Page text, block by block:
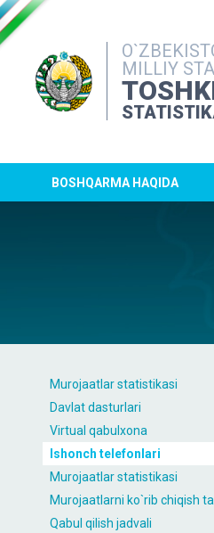
MILLIY
BOSHQARMA HAQIDA
Murojaatlar statistikasi
Davlat dasturlari
Virtual qabulxona
Ishonch telefonlari
Murojaatlar statistikasi
Murojaatlarni ko`rib chiqish
Qabul qilish jadvali